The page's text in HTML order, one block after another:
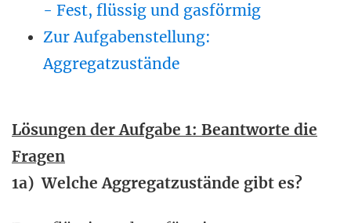
- Fest, flüssig und gasförmig
Zur Aufgabenstellung:
Aggregatzustände
Lösungen der Aufgabe 1: Beantworte die
Fragen
1a) Welche Aggregatzustände gibt es?